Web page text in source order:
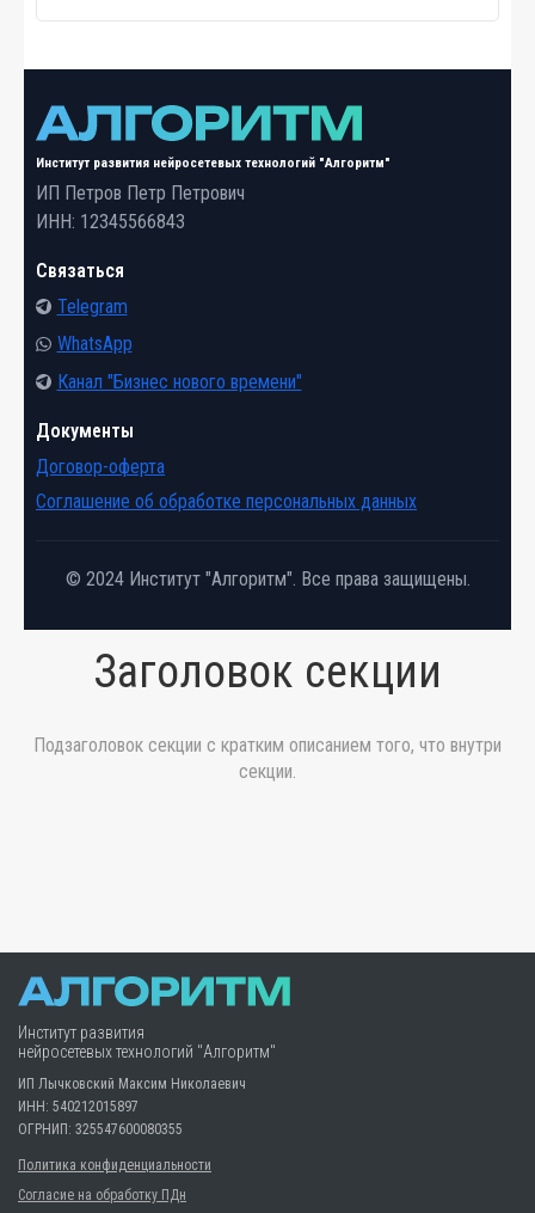
Институт развития нейросетевых технологий "Алгоритм"
ИП Петров Петр Петрович
ИНН: 12345566843
Связаться
Telegram
WhatsApp
Канал "Бизнес нового времени"
Документы
Договор-оферта
Соглашение об обработке персональных данных
© 2024 Институт "Алгоритм". Все права защищены.
Заголовок секции
Подзаголовок секции с кратким описанием того, что внутри
секции.
Институт развития
нейросетевых технологий "Алгоритм"
ИП Лычковский Максим Николаевич
ИНН: 540212015897
ОГРНИП: 325547600080355
Политика конфиденциальности
Согласие на обработку ПДн